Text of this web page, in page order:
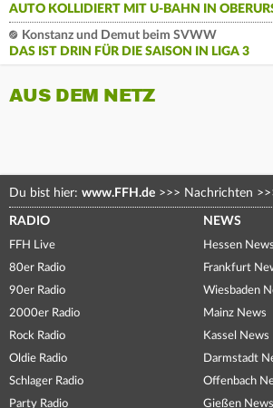
AUTO KOLLIDIERT MIT U-BAHN IN
Konstanz und Demut beim SVWW
DAS IST DRIN FÜR DIE SAISON IN LIGA 3
AUS DEM NETZ
Du bist hier: www.FFH.de >>> Nachrichten
RADIO
FFH Live
80er Radio
90er Radio
2000er Radio
Rock Radio
Oldie Radio
Schlager Radio
Party Radio
NEWS
Hessen News
Frankfurt
Wiesbaden
Mainz News
Kassel News
Darmstadt
Offenbach
Gießen News